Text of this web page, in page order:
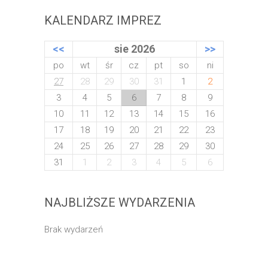
KALENDARZ IMPREZ
<< sie 2026 >>
po wt śr cz pt so
ni
27
28 29 30 31 1
2
3
4 5 6 7 8
9
10
11 12 13 14 15
16
17
18 19 20 21 22
23
24
25 26 27 28 29
30
31
1 2 3 4 5 6
NAJBLIŻSZE WYDARZENIA
Brak wydarzeń